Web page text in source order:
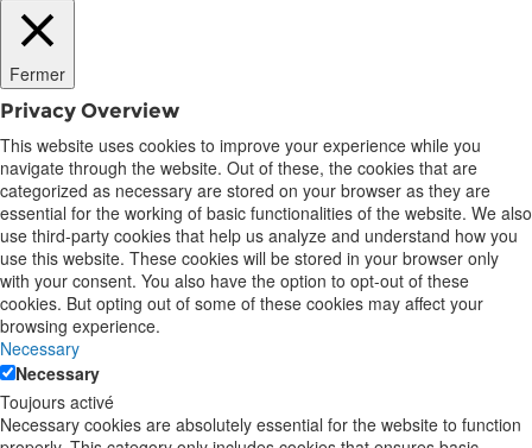
Fermer
Privacy Overview
This website uses cookies to improve your experience while you
navigate through the website. Out of these, the cookies that are
categorized as necessary are stored on your browser as they are
essential for the working of basic functionalities of the website. We also
use third-party cookies that help us analyze and understand how you
use this website. These cookies will be stored in your browser only
with your consent. You also have the option to opt-out of these
cookies. But opting out of some of these cookies may affect your
browsing experience.
Necessary
Necessary
Toujours activé
Necessary cookies are absolutely essential for the website to function